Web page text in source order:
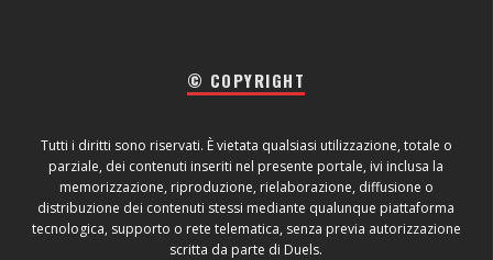
© COPYRIGHT
Tutti i diritti sono riservati. È vietata qualsiasi utilizzazione, totale o
parziale, dei contenuti inseriti nel presente portale, ivi inclusa la
memorizzazione, riproduzione, rielaborazione, diffusione o
distribuzione dei contenuti stessi mediante qualunque piattaforma
tecnologica, supporto o rete telematica, senza previa autorizzazione
scritta da parte di Duels.